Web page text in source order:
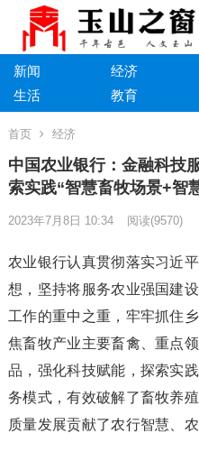
新闻 经济
生活
教育
首页 经济
中国农业银行：金融科技
索实践“智慧畜牧场景+智
2023年7月8日 10:34 阅读(9570)
农业银行认真贯彻落实习近
想，坚持将服务农业强国建
工作的重中之重，牢牢抓住
焦畜牧产业主要畜禽、重点
品，强化科技赋能，探索实
务模式，有效破解了畜牧养
质量发展贡献了农行智慧、